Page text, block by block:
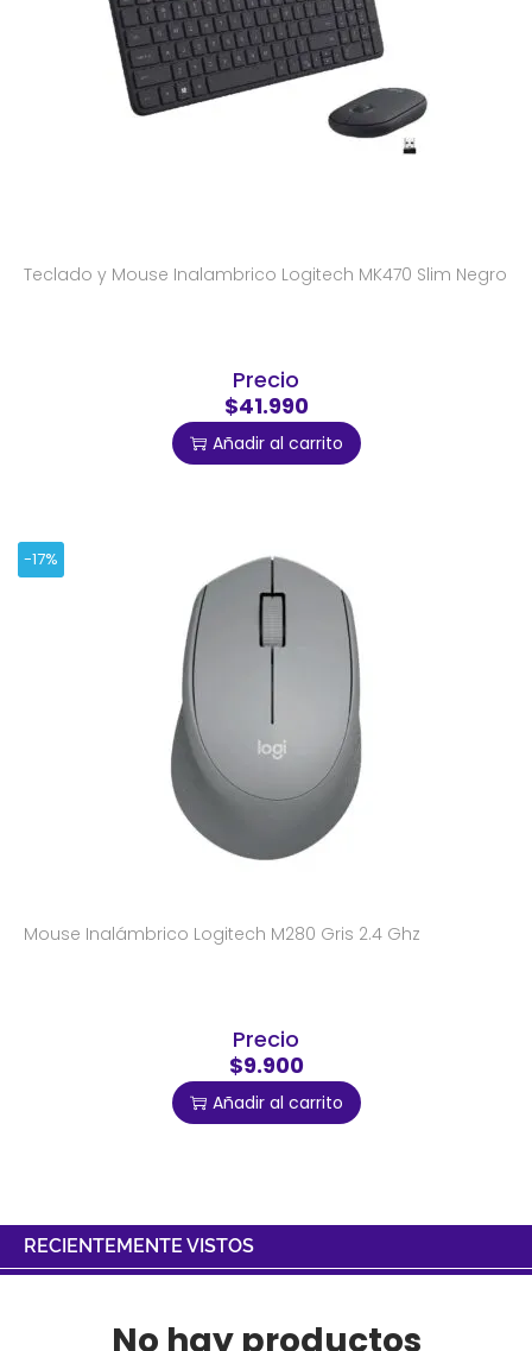
Teclado y Mouse Inalambrico Logitech MK470 Slim Negro
Precio
$41.990
Añadir al carrito
-17%
Mouse Inalámbrico Logitech M280 Gris 2.4 Ghz
Precio
$9.900
Añadir al carrito
RECIENTEMENTE VISTOS
No hay productos